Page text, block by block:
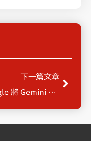
下一篇文章
Google 將 Gemini AI 助理整合到 Chrome 網址列
下一